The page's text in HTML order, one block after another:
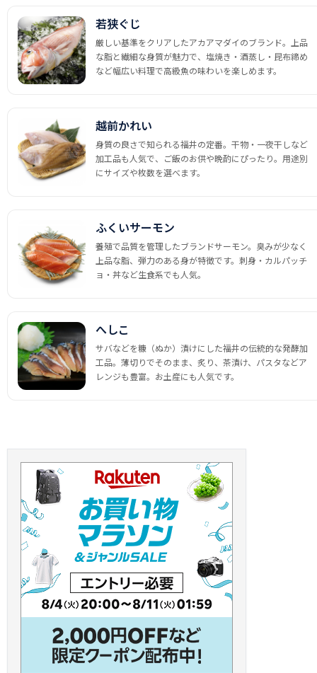
若狭ぐじ
厳しい基準をクリアしたアカアマダイのブランド。上品
な脂と繊細な身質が魅力で、塩焼き・酒蒸し・昆布締め
など幅広い料理で高級魚の味わいを楽しめます。
越前かれい
身質の良さで知られる福井の定番。干物・一夜干しなど
加工品も人気で、ご飯のお供や晩酌にぴったり。用途別
にサイズや枚数を選べます。
ふくいサーモン
養殖で品質を管理したブランドサーモン。臭みが少なく
上品な脂、弾力のある身が特徴です。刺身・カルパッチ
ョ・丼など生食系でも人気。
へしこ
サバなどを糠（ぬか）漬けにした福井の伝統的な発酵加
工品。薄切りでそのまま、炙り、茶漬け、パスタなどア
レンジも豊富。お土産にも人気です。